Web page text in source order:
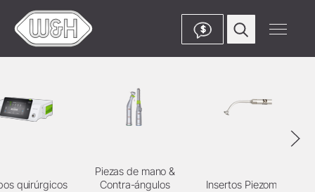
$
quirúrgicos
Piezas de mano &
Contra-ángulos
Insertos Piezomed